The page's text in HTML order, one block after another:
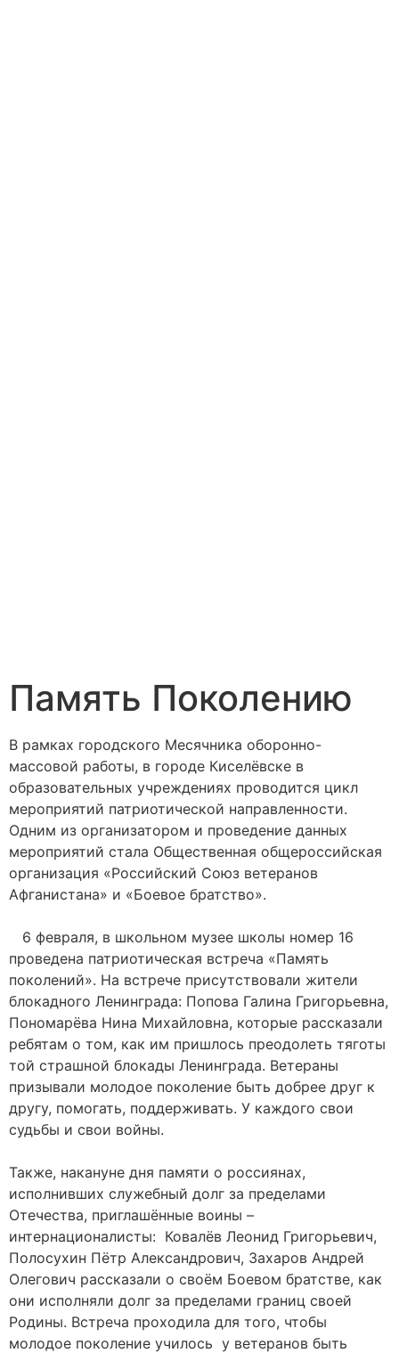
Память Поколению
В рамках городского Месячника оборонно-
массовой работы, в городе Киселёвске в
образовательных учреждениях проводится цикл
мероприятий патриотической направленности.
Одним из организатором и проведение данных
мероприятий стала Общественная общероссийская
организация «Российский Союз ветеранов
Афганистана» и «Боевое братство».
6 февраля, в школьном музее школы номер 16
проведена патриотическая встреча «Память
поколений». На встрече присутствовали жители
блокадного Ленинграда: Попова Галина Григорьевна,
Пономарёва Нина Михайловна, которые рассказали
ребятам о том, как им пришлось преодолеть тяготы
той страшной блокады Ленинграда. Ветераны
призывали молодое поколение быть добрее друг к
другу, помогать, поддерживать. У каждого свои
судьбы и свои войны.
Также, накануне дня памяти о россиянах,
исполнивших служебный долг за пределами
Отечества, приглашённые воины –
интернационалисты: Ковалёв Леонид Григорьевич,
Полосухин Пётр Александрович, Захаров Андрей
Олегович рассказали о своём Боевом братстве, как
они исполняли долг за пределами границ своей
Родины. Встреча проходила для того, чтобы
молодое поколение училось у ветеранов быть